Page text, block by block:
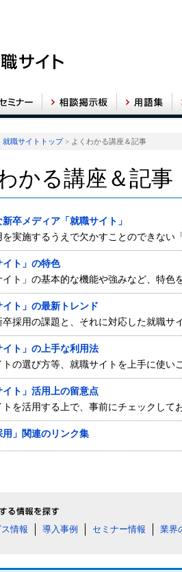
就職サイトトップ> よくわかる講座＆記事
かる講座＆記事
卒メディア「就職サイト」
を実施するうえで欠かすことのできない
イト」の特色
イト」の基本的な機能や強みなど、特色
イト」の最新トレンド
採用の課題と、それに対応した就職サ
イト」の上手な利用法
の選び方等、就職サイトを上手に使い
イト」活用上の留意点
を活用する上で、事前にチェックして
用」関連のリンク集
情報 導入事例 セミナー情報 業界